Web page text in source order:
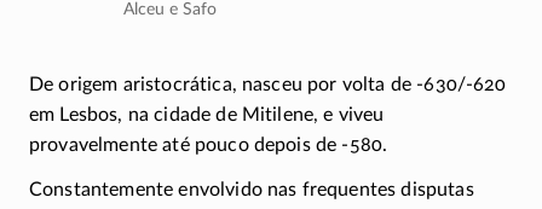
Alceu e Safo
De origem aristocrática, nasceu por volta de -630/-620
em Lesbos, na cidade de Mitilene, e viveu
provavelmente até pouco depois de -580.
Constantemente envolvido nas frequentes disputas